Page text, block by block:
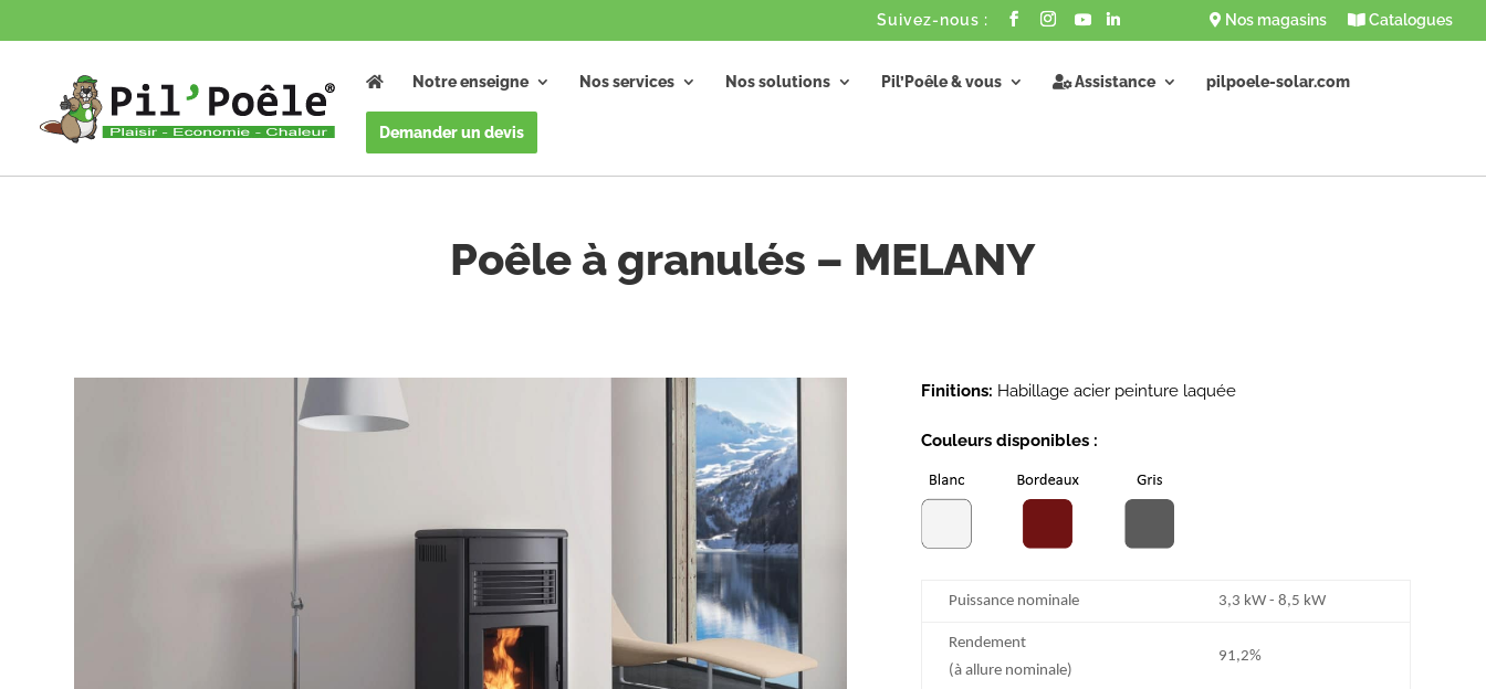
Nos magasins Catalogues
Notre enseigne Nos services Nos solutions Pil’Poêle & vous Assistance pilpoele-solar.com
Demander un devis
Accueil
Poêle à granulés – MELANY
Finitions: Habillage acier peinture laquée
Couleurs disponibles :
Puissance nominale 3,3 kW - 8,5 kW
Rendement
(à allure nominale)
91,2%